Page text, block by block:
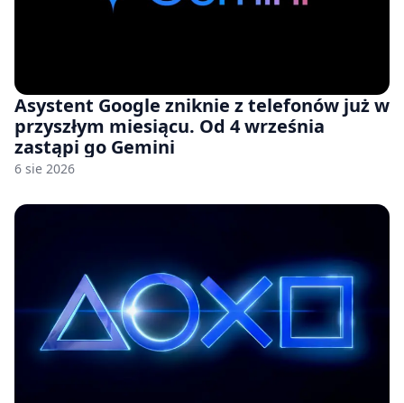
Asystent Google zniknie z telefonów już w
przyszłym miesiącu. Od 4 września
zastąpi go Gemini
6 sie 2026